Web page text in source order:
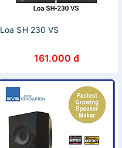
Loa SH 230 VS
161.000 đ